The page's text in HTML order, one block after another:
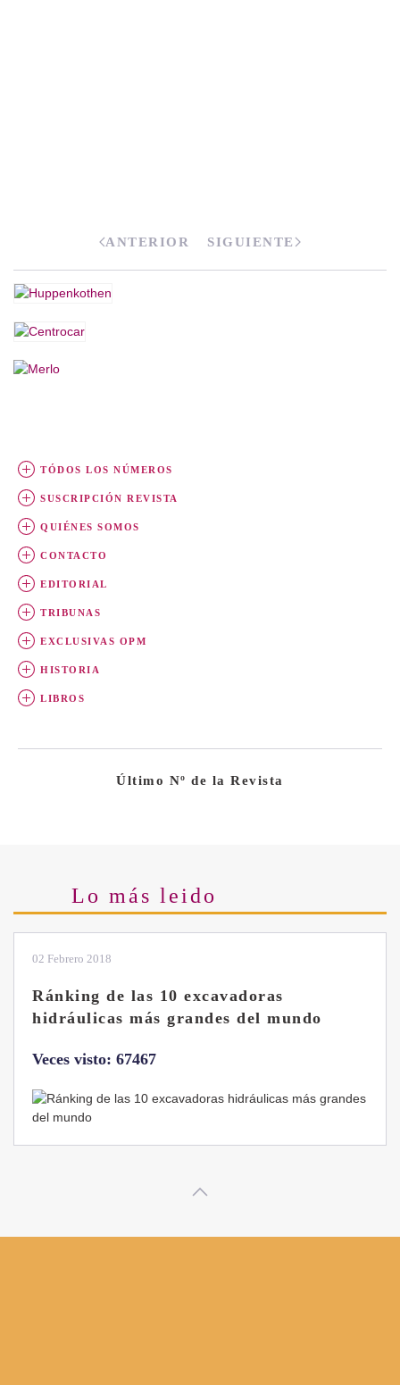
ANTERIOR SIGUIENTE
TÓDOS LOS NÚMEROS
SUSCRIPCIÓN REVISTA
QUIÉNES SOMOS
CONTACTO
EDITORIAL
TRIBUNAS
EXCLUSIVAS OPM
HISTORIA
LIBROS
Último Nº de la Revista
Lo más leido
02 Febrero 2018
Ránking de las 10 excavadoras
hidráulicas más grandes del mundo
Veces visto: 67467